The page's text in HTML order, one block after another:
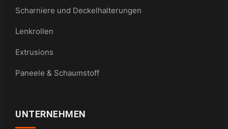
Scharniere und Deckelhalterungen
Lenkrollen
Extrusions
Paneele & Schaumstoff
UNTERNEHMEN